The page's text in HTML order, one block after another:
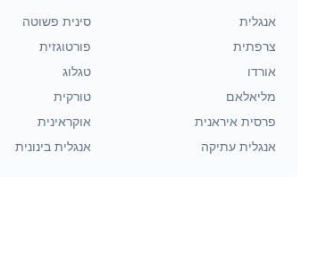
אנגלית סינית פשוטה
צרפתית
פורטוגזית
אורדו
טגלוג
מליאלאם
טורקית
פרסית איראנית
אוקראינית
אנגלית עתיקה
אנגלית בינונית